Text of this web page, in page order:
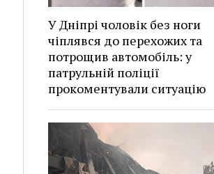
У Дніпрі чоловік без ноги
чіплявся до перехожих та
потрощив автомобіль: у
патрульній поліції
прокоментували ситуацію